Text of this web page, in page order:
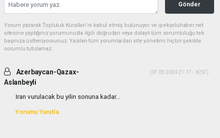
Gönder
Yorum yazarak Topluluk Kuralları’nı kabul etmiş bulunuyor ve ipekyoluhaber.net
sitesine yaptığınız yorumunuzla ilgili doğrudan veya dolaylı tüm sorumluluğu tek
başınıza üstleniyorsunuz. Yazılan tüm yorumlardan site yönetimi hiçbir şekilde
sorumlu tutulamaz.
Azerbaycan-Qazax-
Aslanbeyli
(07.09.2024 21:17 - #257)
Iran vurulacak bu yilin sonuna kadar...
Yorumu Yanıtla